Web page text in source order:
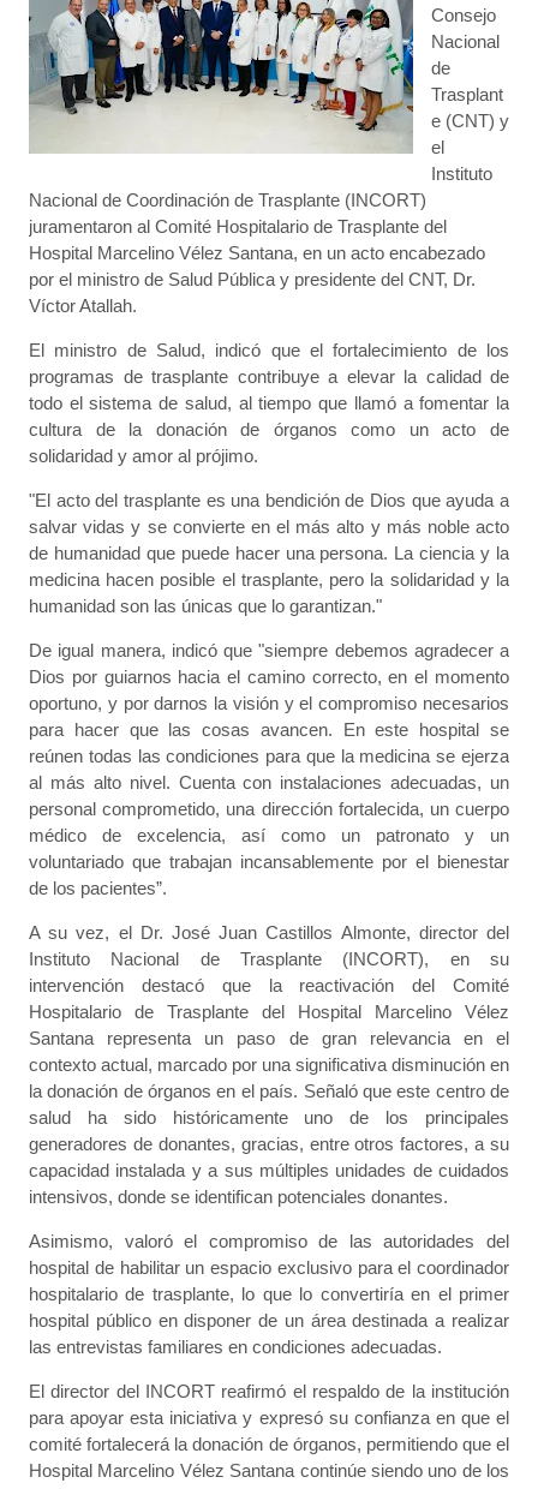
Consejo
Nacional
de
Trasplant
e (CNT) y
el
Instituto
Nacional de Coordinación de Trasplante (INCORT)
juramentaron al Comité Hospitalario de Trasplante del
Hospital Marcelino Vélez Santana, en un acto encabezado
por el ministro de Salud Pública y presidente del CNT, Dr.
Víctor Atallah.
El ministro de Salud, indicó que el fortalecimiento de los
programas de trasplante contribuye a elevar la calidad de
todo el sistema de salud, al tiempo que llamó a fomentar la
cultura de la donación de órganos como un acto de
solidaridad y amor al prójimo.
"El acto del trasplante es una bendición de Dios que ayuda a
salvar vidas y se convierte en el más alto y más noble acto
de humanidad que puede hacer una persona. La ciencia y la
medicina hacen posible el trasplante, pero la solidaridad y la
humanidad son las únicas que lo garantizan."
De igual manera, indicó que "siempre debemos agradecer a
Dios por guiarnos hacia el camino correcto, en el momento
oportuno, y por darnos la visión y el compromiso necesarios
para hacer que las cosas avancen. En este hospital se
reúnen todas las condiciones para que la medicina se ejerza
al más alto nivel. Cuenta con instalaciones adecuadas, un
personal comprometido, una dirección fortalecida, un cuerpo
médico de excelencia, así como un patronato y un
voluntariado que trabajan incansablemente por el bienestar
de los pacientes”.
A su vez, el Dr. José Juan Castillos Almonte, director del
Instituto Nacional de Trasplante (INCORT), en su
intervención destacó que la reactivación del Comité
Hospitalario de Trasplante del Hospital Marcelino Vélez
Santana representa un paso de gran relevancia en el
contexto actual, marcado por una significativa disminución en
la donación de órganos en el país. Señaló que este centro de
salud ha sido históricamente uno de los principales
generadores de donantes, gracias, entre otros factores, a su
capacidad instalada y a sus múltiples unidades de cuidados
intensivos, donde se identifican potenciales donantes.
Asimismo, valoró el compromiso de las autoridades del
hospital de habilitar un espacio exclusivo para el coordinador
hospitalario de trasplante, lo que lo convertiría en el primer
hospital público en disponer de un área destinada a realizar
las entrevistas familiares en condiciones adecuadas.
El director del INCORT reafirmó el respaldo de la institución
para apoyar esta iniciativa y expresó su confianza en que el
comité fortalecerá la donación de órganos, permitiendo que el
Hospital Marcelino Vélez Santana continúe siendo uno de los